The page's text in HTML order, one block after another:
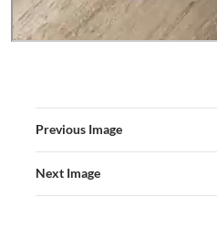
Previous Image
Next Image